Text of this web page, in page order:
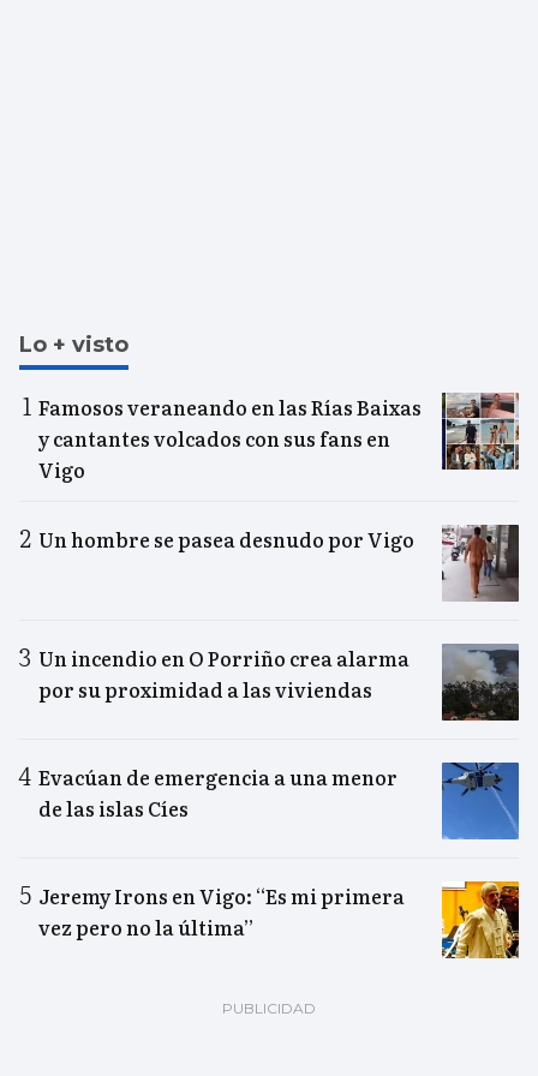
Lo + visto
Famosos veraneando en las Rías Baixas
y cantantes volcados con sus fans en
Vigo
Un hombre se pasea desnudo por Vigo
Un incendio en O Porriño crea alarma
por su proximidad a las viviendas
Evacúan de emergencia a una menor
de las islas Cíes
Jeremy Irons en Vigo: “Es mi primera
vez pero no la última”